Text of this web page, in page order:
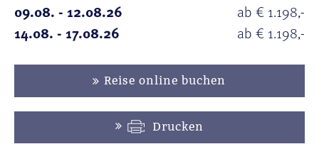
09.08. - 12.08.26
ab € 1.198,-
14.08. - 17.08.26
ab € 1.198,-
Reise online buchen
Drucken